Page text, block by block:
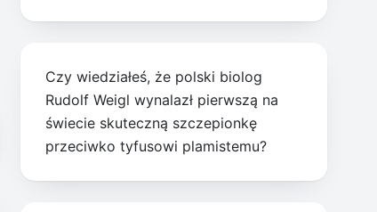
Czy wiedziałeś, że polski biolog
Rudolf Weigl wynalazł pierwszą na
świecie skuteczną szczepionkę
przeciwko tyfusowi plamistemu?